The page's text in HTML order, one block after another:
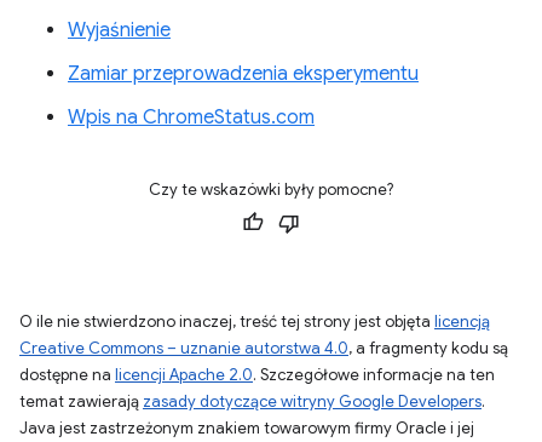
Wyjaśnienie
Zamiar przeprowadzenia eksperymentu
Wpis na ChromeStatus.com
Czy te wskazówki były pomocne?
O ile nie stwierdzono inaczej, treść tej strony jest objęta licencją
Creative Commons – uznanie autorstwa 4.0, a fragmenty kodu są
dostępne na licencji Apache 2.0. Szczegółowe informacje na ten
temat zawierają zasady dotyczące witryny Google Developers.
Java jest zastrzeżonym znakiem towarowym firmy Oracle i jej